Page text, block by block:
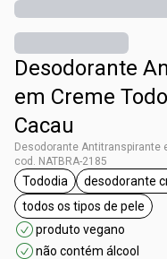
Desodorante
em Creme
Cacau
Desodorante Antitranspirante
cod. NATBRA-2185
etiqueta Tododia
Tododia desodorante
etiqueta todos
todos os tipos de pele
produto vegano
não contém álcool